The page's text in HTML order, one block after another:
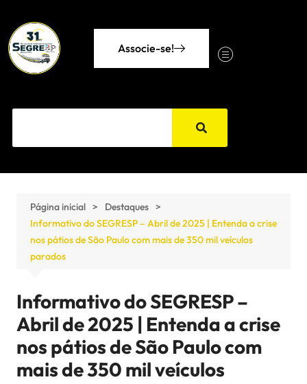
Associe-se!
Página inicial
Destaques
Informativo do SEGRESP – Abril de 2025 | Entenda a crise
nos pátios de São Paulo com mais de 350 mil veículos
parados
Informativo do SEGRESP –
Abril de 2025 | Entenda a crise
nos pátios de São Paulo com
mais de 350 mil veículos